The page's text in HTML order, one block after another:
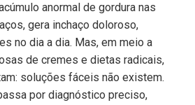
anormal de gordura nas
gera inchaço doloroso,
no dia a dia. Mas, em meio a
de cremes e dietas radicais,
soluções fáceis não existem.
por diagnóstico preciso,